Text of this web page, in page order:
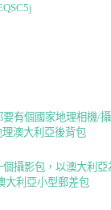
有個國家地理相機/
澳大利亞後背包
攝影包，以澳大利
大利亞小型郵差包